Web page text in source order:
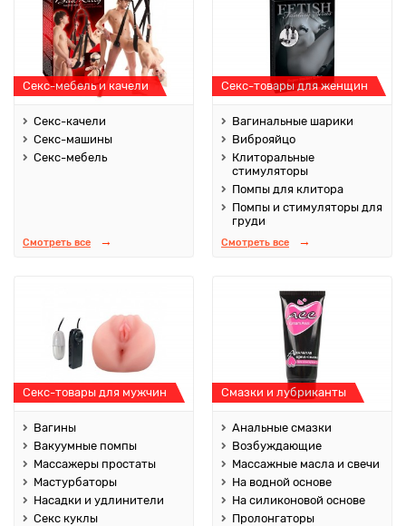
Секс-мебель и качели
Секс-качели
Секс-машины
Секс-мебель
Смотреть все
Секс-товары для женщин
Вагинальные шарики
Виброяйцо
Клиторальные
стимуляторы
Помпы для клитора
Помпы и стимуляторы для
груди
Смотреть все
Секс-товары для мужчин
Вагины
Вакуумные помпы
Массажеры простаты
Мастурбаторы
Насадки и удлинители
Секс куклы
Смазки и лубриканты
Анальные смазки
Возбуждающие
Массажные масла и свечи
На водной основе
На силиконовой основе
Пролонгаторы